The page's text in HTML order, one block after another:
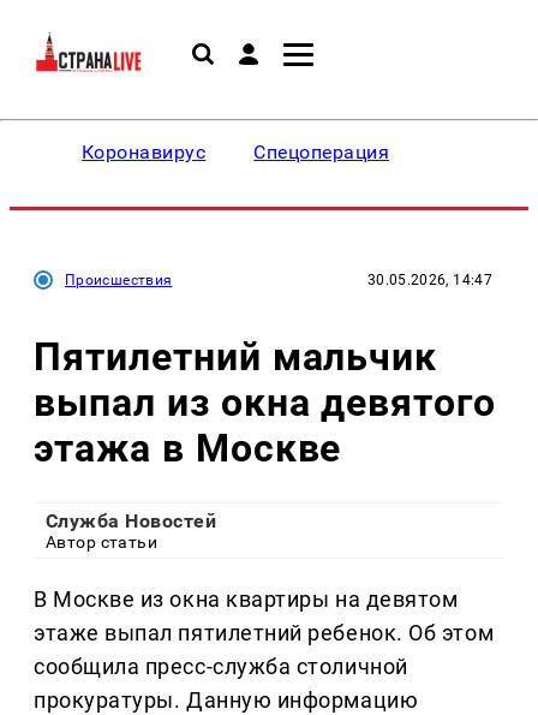
Коронавирус Спецоперация
Происшествия 30.05.2026, 14:47
Пятилетний мальчик
выпал из окна девятого
этажа в Москве
Служба Новостей
Автор статьи
В Москве из окна квартиры на девятом
этаже выпал пятилетний ребенок. Об этом
сообщила пресс-служба столичной
прокуратуры. Данную информацию